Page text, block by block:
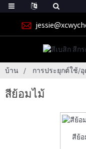
บ้าน การประยุกต์ใช้/
สีย้อมไม้
สีย้